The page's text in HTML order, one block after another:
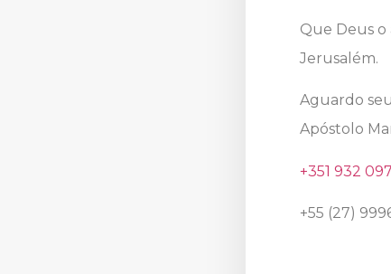
Que Deus o
Jerusalém.
Aguardo
Apóstolo
+351 932
+55 (27)